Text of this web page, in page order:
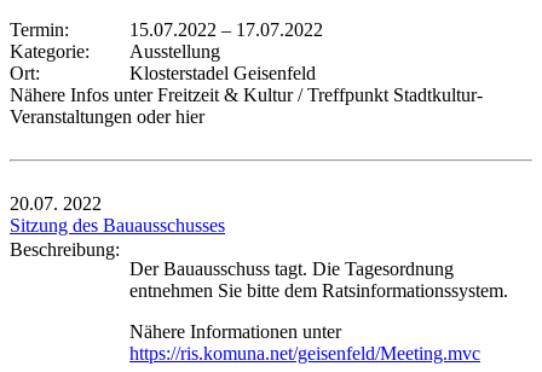
Termin:
15.07.2022 – 17.07.2022
Kategorie:
Ausstellung
Ort:
Klosterstadel Geisenfeld
Nähere Infos unter Freitzeit & Kultur / Treffpunkt Stadtkultur-
Veranstaltungen oder hier
20.07. 2022
Sitzung des Bauausschusses
Beschreibung:
Der Bauausschuss tagt. Die Tagesordnung
entnehmen Sie bitte dem Ratsinformationssystem.
Nähere Informationen unter
https://ris.komuna.net/geisenfeld/Meeting.mvc